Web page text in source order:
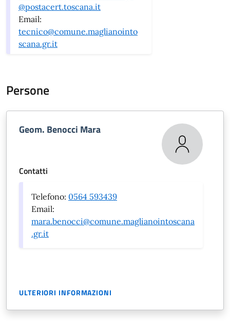
@postacert.toscana.it
Email:
tecnico@comune.maglianointo
scana.gr.it
Persone
Geom. Benocci Mara
Contatti
Telefono: 0564 593439
Email:
mara.benocci@comune.maglianointoscana
.gr.it
ULTERIORI INFORMAZIONI